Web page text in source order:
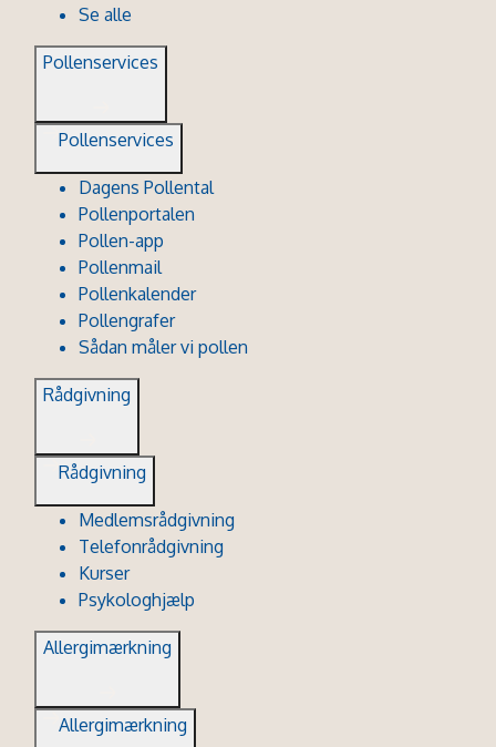
Se alle
Pollenservices
Pollenservices
Dagens Pollental
Pollenportalen
Pollen-app
Pollenmail
Pollenkalender
Pollengrafer
Sådan måler vi pollen
Rådgivning
Rådgivning
Medlemsrådgivning
Telefonrådgivning
Kurser
Psykologhjælp
Allergimærkning
Allergimærkning